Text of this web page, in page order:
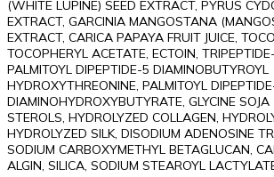
(WHITE LUPINE) SEED EXTRACT, PYRUS
EXTRACT, GARCINIA MANGOSTANA
EXTRACT, CARICA PAPAYA FRUIT JUICE,
TOCOPHERYL ACETATE, ECTOIN,
PALMITOYL DIPEPTIDE-5 DIAMINOBUTYROYL
HYDROXYTHREONINE, PALMITOYL
DIAMINOHYDROXYBUTYRATE, GLYCINE
STEROLS, HYDROLYZED COLLAGEN,
HYDROLYZED SILK, DISODIUM ADENOSINE
SODIUM CARBOXYMETHYL BETAGLUCAN,
ALGIN, SILICA, SODIUM STEAROYL